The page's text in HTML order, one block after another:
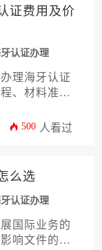
，帮助您高
证，确保商
证费用及价
认证办理
理海牙认证
、材料准
手续，规避
500 人看过
么选
认证办理
国际业务的
响文件的法